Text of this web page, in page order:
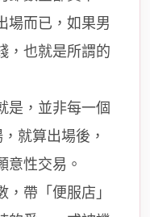
場而已，如果男
，也就是所謂的
是，並非每一個
就算出場後，
意性交易。
帶「便服店」